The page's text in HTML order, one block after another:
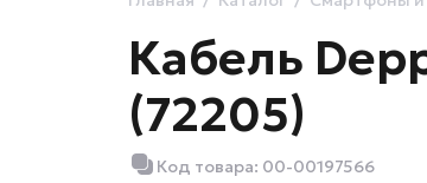
Кабель
(72205)
Код товара: 00-00197566